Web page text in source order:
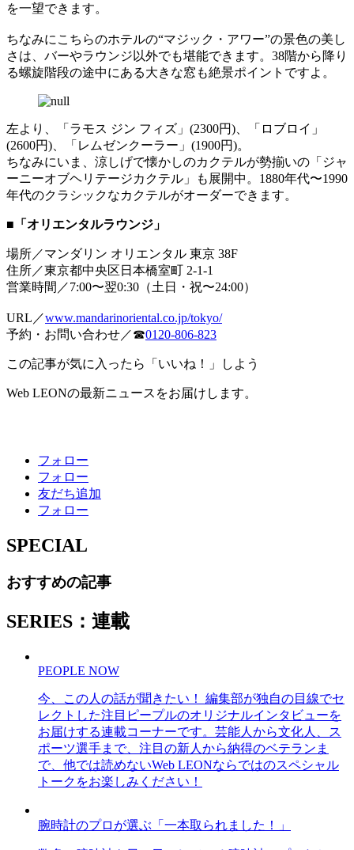
を一望できます。
ちなみにこちらのホテルの“マジック・アワー”の景色の美し
さは、バーやラウンジ以外でも堪能できます。38階から降り
る螺旋階段の途中にある大きな窓も絶景ポイントですよ。
左より、「ラモス ジン フィズ」(2300円)、「ロブロイ」
(2600円)、「レムゼンクーラー」(1900円)。
ちなみにいま、涼しげで懐かしのカクテルが勢揃いの「ジャ
ーニーオブヘリテージカクテル」も展開中。1880年代〜1990
年代のクラシックなカクテルがオーダーできます。
■「オリエンタルラウンジ」
場所／マンダリン オリエンタル 東京 38F
住所／東京都中央区日本橋室町 2-1-1
営業時間／7:00〜翌0:30（土日・祝〜24:00）
URL／www.mandarinoriental.co.jp/tokyo/
予約・お問い合わせ／☎0120-806-823
この記事が気に入ったら「いいね！」しよう
Web LEONの最新ニュースをお届けします。
フォロー
フォロー
友だち追加
フォロー
SPECIAL
おすすめの記事
SERIES：連載
PEOPLE NOW
今、この人の話が聞きたい！ 編集部が独自の目線でセ
レクトした注目ピープルのオリジナルインタビューを
お届けする連載コーナーです。芸能人から文化人、ス
ポーツ選手まで、注目の新人から納得のベテランま
で、他では読めないWeb LEONならではのスペシャル
トークをお楽しみください！
腕時計のプロが選ぶ「一本取られました！」